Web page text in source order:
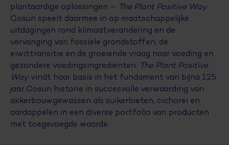
plantaardige oplossingen – The Plant Positive Way.
Cosun speelt daarmee in op maatschappelijke
uitdagingen rond klimaatverandering en de
vervanging van fossiele grondstoffen, de
eiwittransitie en de groeiende vraag naar voeding en
gezondere voedingsingrediënten. The Plant Positive
Way vindt haar basis in het fundament van bijna 125
jaar Cosun historie in succesvolle verwaarding van
akkerbouwgewassen als suikerbieten, cichorei en
aardappelen in een diverse portfolio van producten
met toegevoegde waarde.